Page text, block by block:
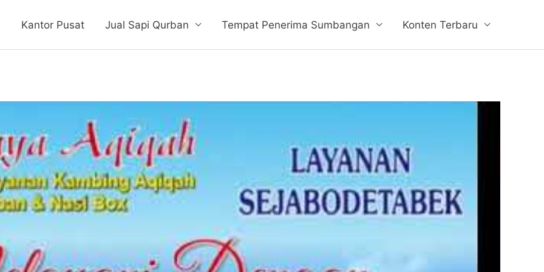
Kantor Pusat Jual Sapi Qurban Tempat Penerima Sumbangan Konten Terbaru